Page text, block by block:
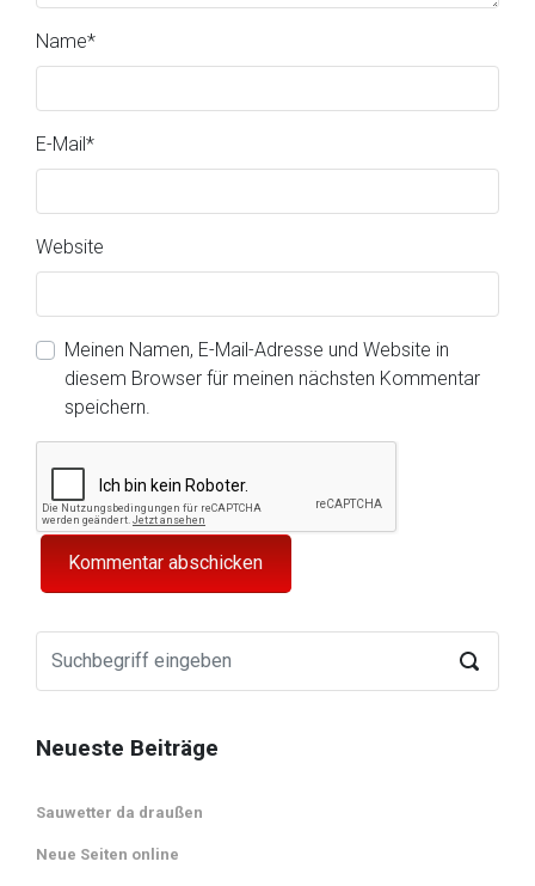
Name*
E-Mail*
Website
Meinen Namen, E-Mail-Adresse und Website in
diesem Browser für meinen nächsten Kommentar
speichern.
Neueste Beiträge
Sauwetter da draußen
Neue Seiten online